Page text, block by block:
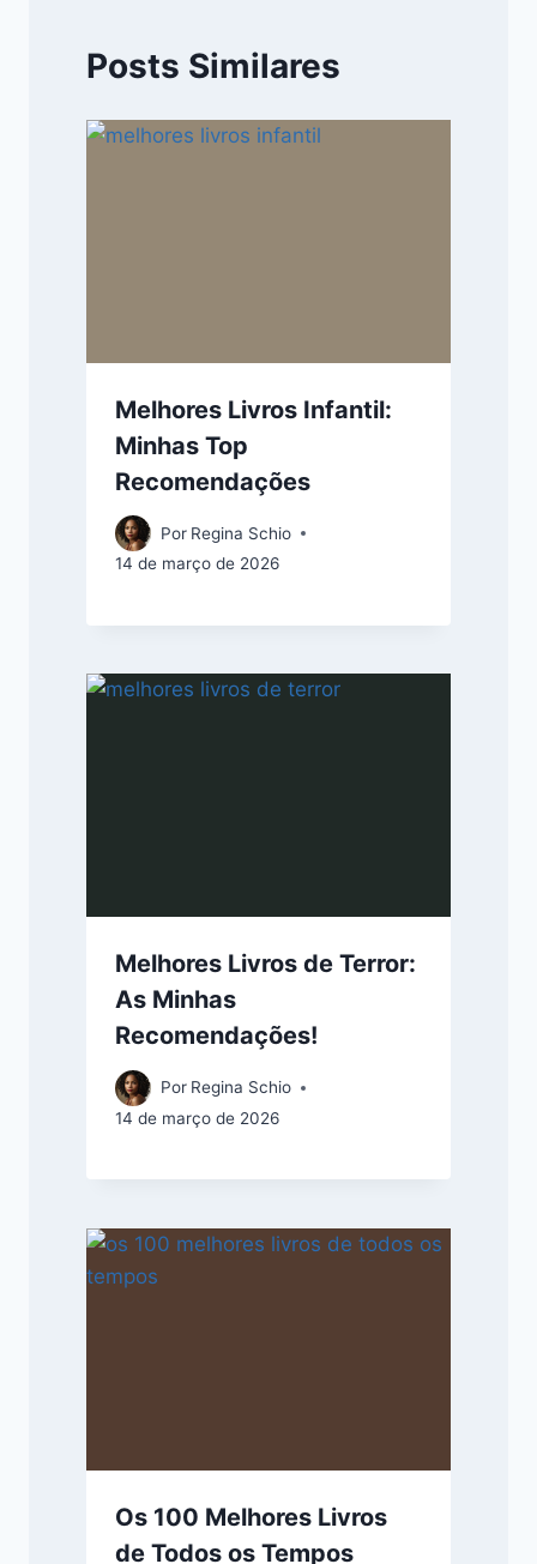
Posts Similares
Melhores Livros Infantil:
Minhas Top
Recomendações
Por Regina Schio
14 de março de 2026
Melhores Livros de Terror:
As Minhas
Recomendações!
Por Regina Schio
14 de março de 2026
Os 100 Melhores Livros
de Todos os Tempos